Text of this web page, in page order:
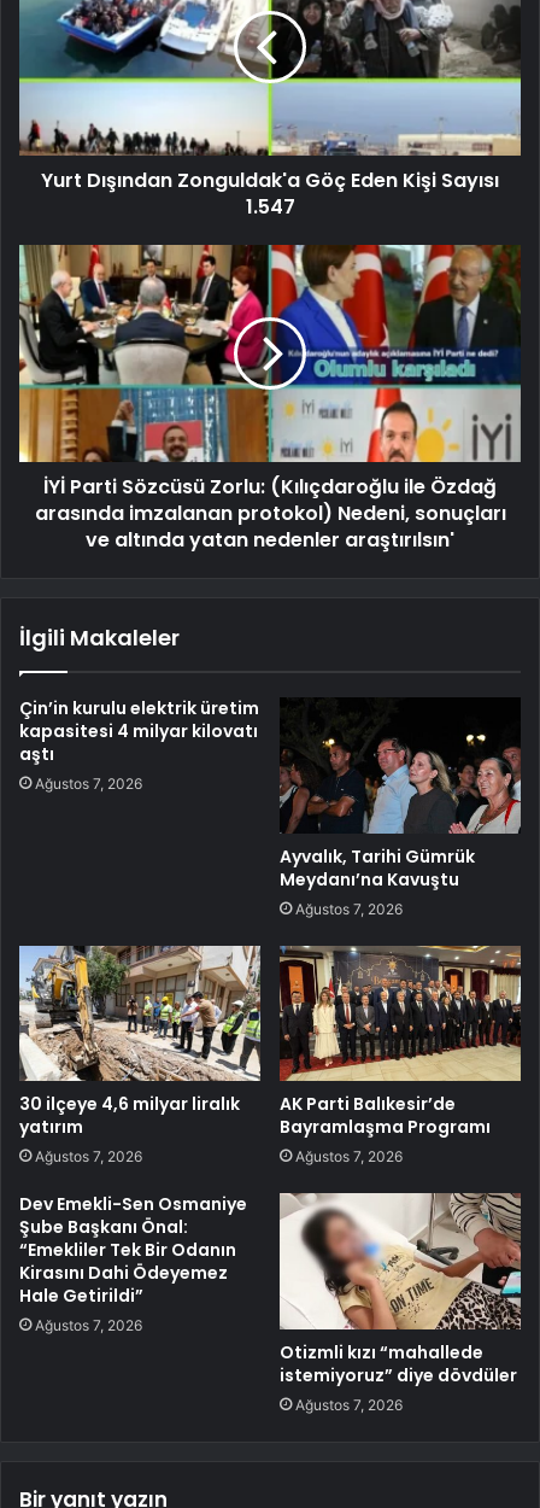
Yurt Dışından Zonguldak'a Göç Eden Kişi Sayısı
1.547
İYİ Parti Sözcüsü Zorlu: (Kılıçdaroğlu ile Özdağ
arasında imzalanan protokol) Nedeni, sonuçları
ve altında yatan nedenler araştırılsın'
İlgili Makaleler
Çin’in kurulu elektrik üretim
kapasitesi 4 milyar kilovatı
aştı
Ağustos 7, 2026
Ayvalık, Tarihi Gümrük
Meydanı’na Kavuştu
Ağustos 7, 2026
30 ilçeye 4,6 milyar liralık
yatırım
Ağustos 7, 2026
AK Parti Balıkesir’de
Bayramlaşma Programı
Ağustos 7, 2026
Dev Emekli-Sen Osmaniye
Şube Başkanı Önal:
“Emekliler Tek Bir Odanın
Kirasını Dahi Ödeyemez
Hale Getirildi”
Ağustos 7, 2026
Otizmli kızı “mahallede
istemiyoruz” diye dövdüler
Ağustos 7, 2026
Bir yanıt yazın